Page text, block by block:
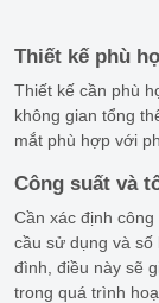
Thiết kế phù
Thiết kế cần phù
không gian tổng
mắt phù hợp với
Công suất và
Cần xác định
cầu sử dụng và
đình, điều này sẽ
trong quá trình